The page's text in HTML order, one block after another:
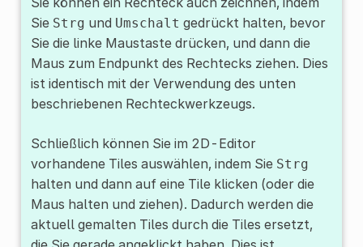
Sie Strg und Umschalt gedrückt halten, bevor
Sie die linke Maustaste drücken, und dann die
Maus zum Endpunkt des Rechtecks ziehen. Dies
ist identisch mit der Verwendung des unten
beschriebenen Rechteckwerkzeugs.
Schließlich können Sie im 2D-Editor
vorhandene Tiles auswählen, indem Sie Strg
halten und dann auf eine Tile klicken (oder die
Maus halten und ziehen). Dadurch werden die
aktuell gemalten Tiles durch die Tiles ersetzt,